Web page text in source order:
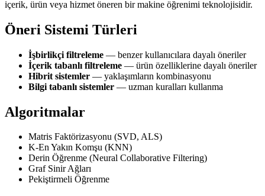
içerik, ürün veya hizmet öneren bir makine öğrenimi teknolojisidir.
Öneri Sistemi Türleri
İşbirlikçi filtreleme — benzer kullanıcılara dayalı öneriler
İçerik tabanlı filtreleme — ürün özelliklerine dayalı öneriler
Hibrit sistemler — yaklaşımların kombinasyonu
Bilgi tabanlı sistemler — uzman kuralları kullanma
Algoritmalar
Matris Faktörizasyonu (SVD, ALS)
K-En Yakın Komşu (KNN)
Derin Öğrenme (Neural Collaborative Filtering)
Graf Sinir Ağları
Pekiştirmeli Öğrenme